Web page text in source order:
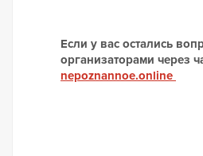
Если у вас остались
организаторами через
nepoznannoe.online